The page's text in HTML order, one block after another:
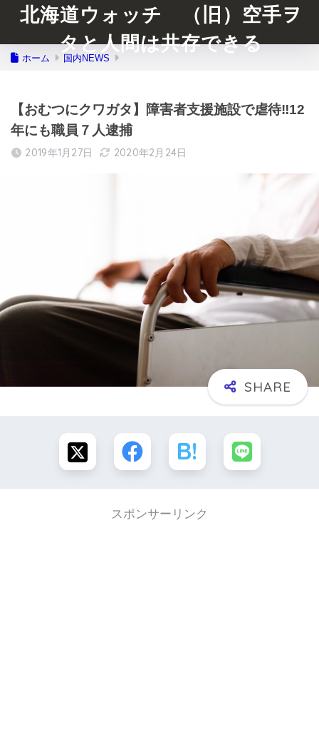
北海道ウォッチ （旧）空手ヲ
タと人間は共存できる
ホーム 国内NEWS
【おむつにクワガタ】障害者支援施設で虐待‼︎12
年にも職員７人逮捕
2019年1月27日 2020年2月24日
スポンサーリンク